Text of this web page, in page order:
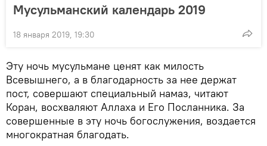
Мусульманский календарь 2019
18 января 2019, 19:30
Эту ночь мусульмане ценят как милость
Всевышнего, а в благодарность за нее держат
пост, совершают специальный намаз, читают
Коран, восхваляют Аллаха и Его Посланника. За
совершенные в эту ночь богослужения, воздается
многократная благодать.